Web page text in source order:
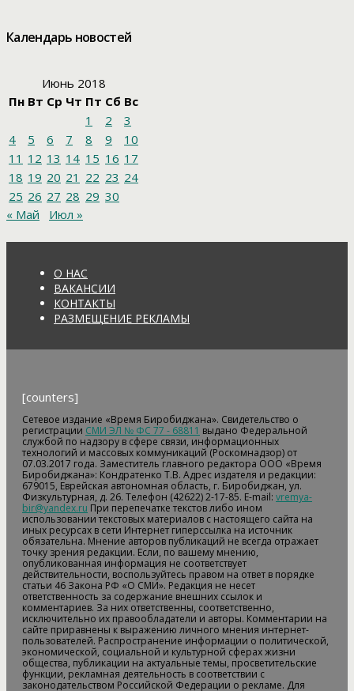
Календарь новостей
Июнь 2018
Пн Вт Ср Чт Пт Сб Вс
1
2
3
4
5 6 7 8 9
10
11 12 13 14 15 16 17
18 19 20 21 22 23 24
25 26 27 28 29 30
« Май
Июл »
О НАС
ВАКАНСИИ
КОНТАКТЫ
РАЗМЕЩЕНИЕ РЕКЛАМЫ
[counters]
Сетевое издание «Время Биробиджана». Свидетельство о
регистрации СМИ ЭЛ № ФС 77 - 68811 выдано Федеральной
службой по надзору в сфере связи, информационных
технологий и массовых коммуникаций (Роскомнадзор) от
07.03.2017 года. Заместитель главного редактора ООО «Время
Биробиджана»: Кондратенко Т.В. Адрес издателя и редакции:
679015, Еврейская автономная область, г. Биробиджан, ул.
Физкультурная, д. 26. Телефон (42622) 2-17-85. E-mail: vremya-
bir@yandex.ru При перепечатке текстов либо ином
использовании текстовых материалов с настоящего сайта на
иных ресурсах в сети Интернет гиперссылка на источник
обязательна. Мнение авторов публикаций не всегда отражает
точку зрения редакции. Если, по вашему мнению,
опубликованная информация не соответствует
действительности, воспользуйтесь правом на ответ в порядке
статьи 46 Закона РФ «О СМИ». Редакция не несет
ответственность за содержание внешних ссылок и
комментариев. За них ответственны, соответственно,
исключительно их правообладатели и авторы. Комментарии на
сайте приравнены к выражению личного мнения интернет-
пользователей. Распространение информации о политической,
экономической, социальной и культурной сферах жизни
общества, публикации на актуальные темы, просветительские
функции, рекламная деятельность в соответствии с
законодательством Российской Федерации о рекламе. Для